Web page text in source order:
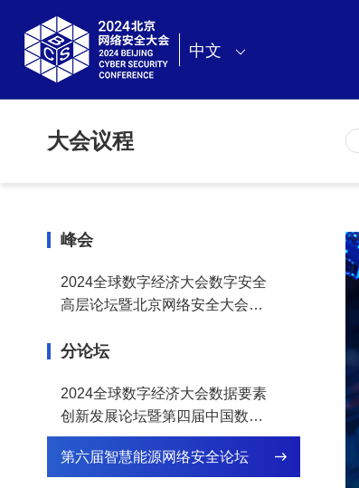
中文
大会议程
峰会
2024全球数字经济大会数字安全
高层论坛暨北京网络安全大会战
分论坛
2024全球数字经济大会数据要素
创新发展论坛暨第四届中国数据
要素50人论坛
第六届智慧能源网络安全论坛